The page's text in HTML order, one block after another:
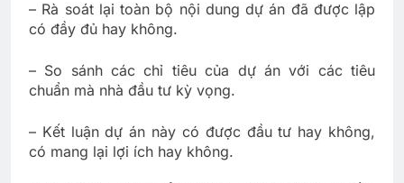
– Rà soát lại toàn bộ nội dung dự án đã được lập
có đầy đủ hay không.
– So sánh các chỉ tiêu của dự án với các tiêu
chuẩn mà nhà đầu tư kỳ vọng.
– Kết luận dự án này có được đầu tư hay không,
có mang lại lợi ích hay không.